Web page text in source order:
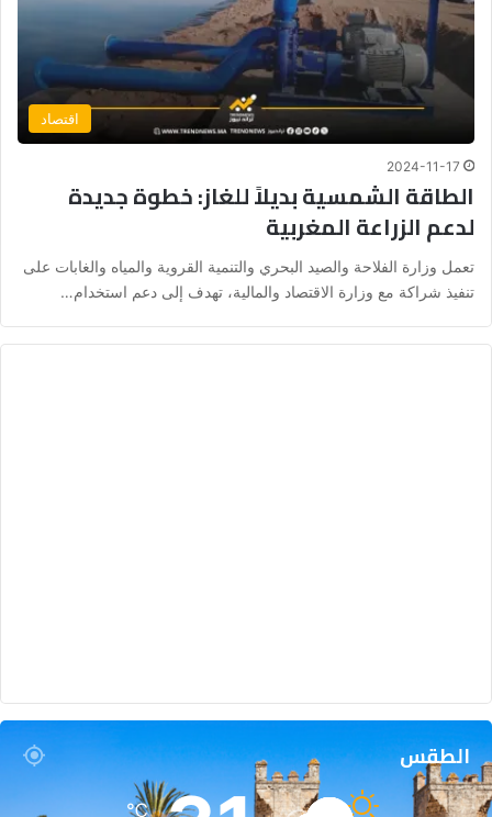
اقتصاد
2024-11-17
الطاقة الشمسية بديلاً للغاز: خطوة جديدة
لدعم الزراعة المغربية
تعمل وزارة الفلاحة والصيد البحري والتنمية القروية والمياه والغابات على
تنفيذ شراكة مع وزارة الاقتصاد والمالية، تهدف إلى دعم استخدام…
الطقس
℃